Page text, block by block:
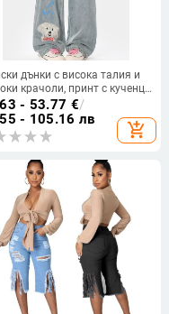
дънки с висока талия и
крачоли, принт с кученце,
памук, есен 2023
- 53.77 €/
- 105.16 лв
add_shopping_cart